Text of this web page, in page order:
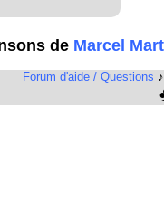
de Marcel
Forum d'aide / Questions